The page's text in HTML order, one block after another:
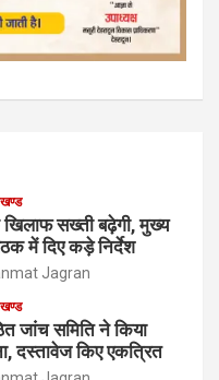
सख्ती बढ़ेगी, मुख्य
में दिए कड़े निर्देश
Jagran
जांच समिति ने किया
दस्तावेज किए एकत्रित